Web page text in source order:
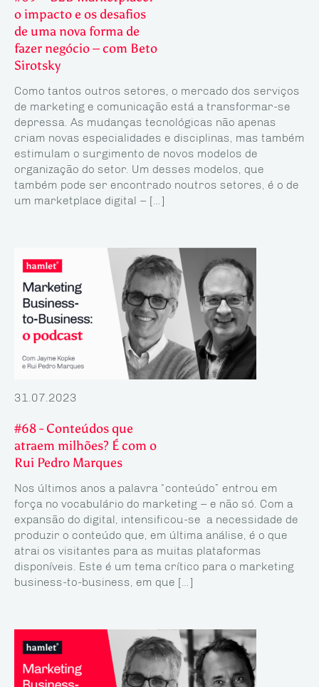
o impacto e os desafios
de uma nova forma de
fazer negócio – com Beto
Sirotsky
Como tantos outros setores, o mercado dos serviços
de marketing e comunicação está a transformar-se
depressa. As mudanças tecnológicas não apenas
criam novas especialidades e disciplinas, mas também
estimulam o surgimento de novos modelos de
organização do setor. Um desses modelos, que
também pode ser encontrado noutros setores, é o de
um marketplace digital – […]
31.07.2023
#68 - Conteúdos que
atraem milhões? É com o
Rui Pedro Marques
Nos últimos anos a palavra “conteúdo” entrou em
força no vocabulário do marketing – e não só. Com a
expansão do digital, intensificou-se a necessidade de
produzir o conteúdo que, em última análise, é o que
atrai os visitantes para as muitas plataformas
disponíveis. Este é um tema crítico para o marketing
business-to-business, em que […]